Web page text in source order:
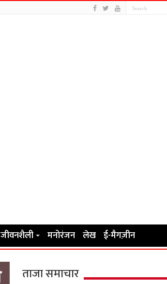
जीवनशैली मनोरंजन लेख ई-मैगज़ीन
ताजा समाचार